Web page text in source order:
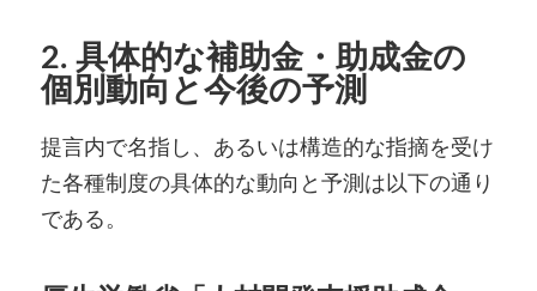
2. 具体的な補助金・助成金の
個別動向と今後の予測
提言内で名指し、あるいは構造的な指摘を受け
た各種制度の具体的な動向と予測は以下の通り
である。